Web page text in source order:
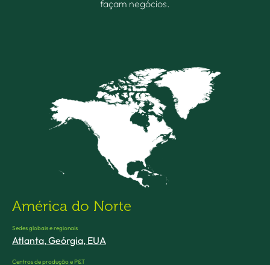
façam negócios.
América do Norte
Sedes globais e regionais
Atlanta, Geórgia, EUA
Centros de produção e P&T